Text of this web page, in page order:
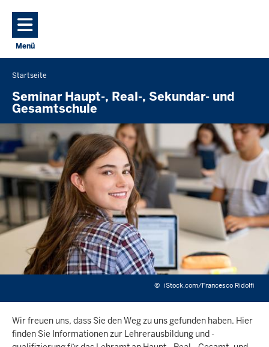
Menü
Navigation aktivieren/deaktivieren: Hauptmenü
Sie
befinden
sich
hier
Startseite
Seminar Haupt-, Real-, Sekundar- und
Gesamtschule
© iStock.com/Francesco Ridolfi
Wir freuen uns, dass Sie den Weg zu uns gefunden haben. Hier
finden Sie Informationen zur Lehrerausbildung und -